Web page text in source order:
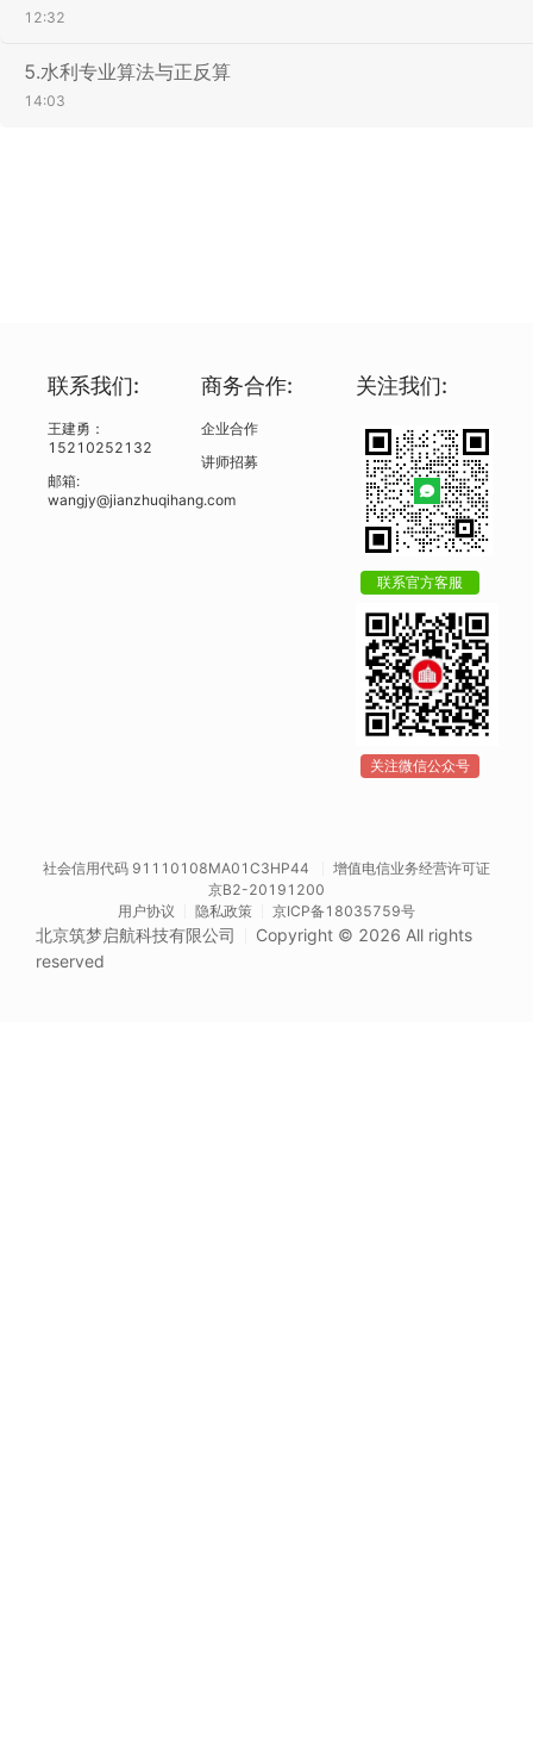
12:32
5.水利专业算法与正反算
14:03
联系我们:
王建勇：
15210252132
邮箱:
wangjy@jianzhuqihang.com
商务合作:
企业合作
讲师招募
关注我们:
联系官方客服
关注微信公众号
社会信用代码 91110108MA01C3HP44
增值电信业务经营许可证
京B2-20191200
用户协议
隐私政策 京ICP备18035759号
北京筑梦启航科技有限公司
Copyright © 2026 All rights
reserved